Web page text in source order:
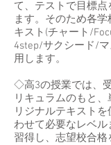
て、テストで目標点
ます。そのため各
キスト(チャート/
4step/サクシード/
用します。
◇高3の授業では、
リキュラムのもと
リジナルテキスト
わせて必要なレベ
習得し、志望校合格